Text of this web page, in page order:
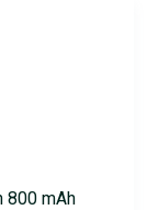
800 mAh